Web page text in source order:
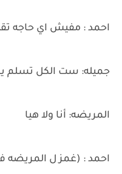
احمد : مفيش اي حاجه
جميله: ست الكل تسلم
المريضه: أنا ولا هيا
احمد : (غمز ل المريضه